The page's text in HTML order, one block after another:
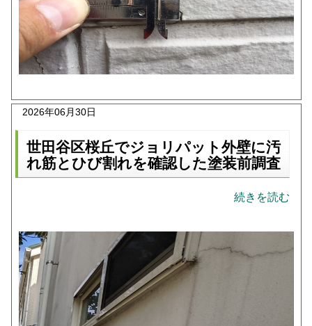
2026年06月30日
世田谷区桜丘でジョリパット外壁に汚
れ筋とひび割れを確認した塗装前調査
続きを読む